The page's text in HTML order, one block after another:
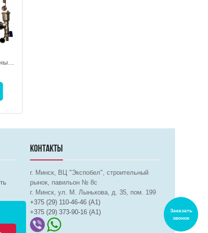
PF.101.1011-5 / Латунный коллектор на 5 выходов, PROFITT купить в Минске
КОНТАКТЫ
г. Минск, ВЦ "Экспобел", строительный
рынок, павильон № 8c
г. Минск, ул. М. Лынькова, д. 35, пом. 199
+375 (29) 110-46-46 (А1)
+375 (29) 373-90-16 (A1)
Заказать
звонок